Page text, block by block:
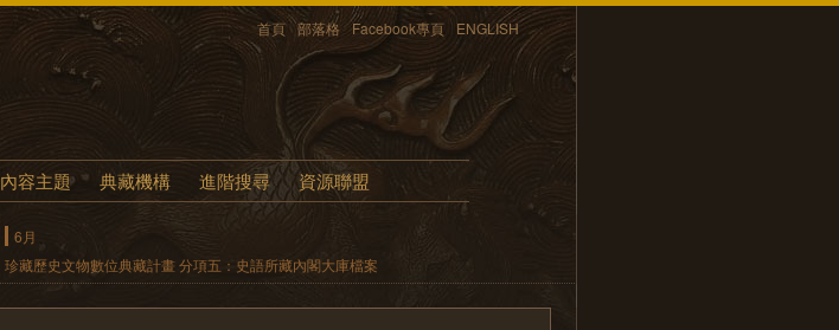
首頁 部落格 Facebook專頁 ENGLISH
內容主題 典藏機構 進階搜尋 資源聯盟
6月
珍藏歷史文物數位典藏計畫 分項五：史語所藏內閣大庫檔案